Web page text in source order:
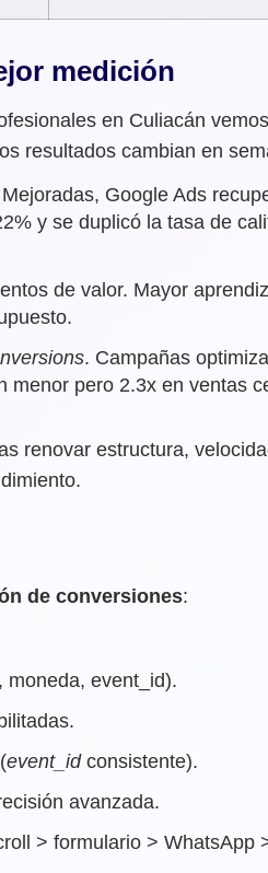
medición
en Culiacán
resultados cambian en
Google Ads
y se duplicó la tasa de
de valor. Mayor
. Campañas
menor pero 2.3x en ventas
renovar estructura,
de conversiones:
moneda, event_id).
event_idconsistente).
avanzada.
> formulario > WhatsApp